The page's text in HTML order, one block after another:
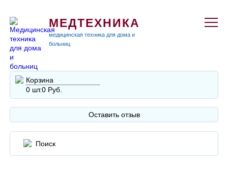
МЕДТЕХНИКА
медицинская техника для дома и
больниц
Корзина
0 шт.0 Руб.
Оставить отзыв